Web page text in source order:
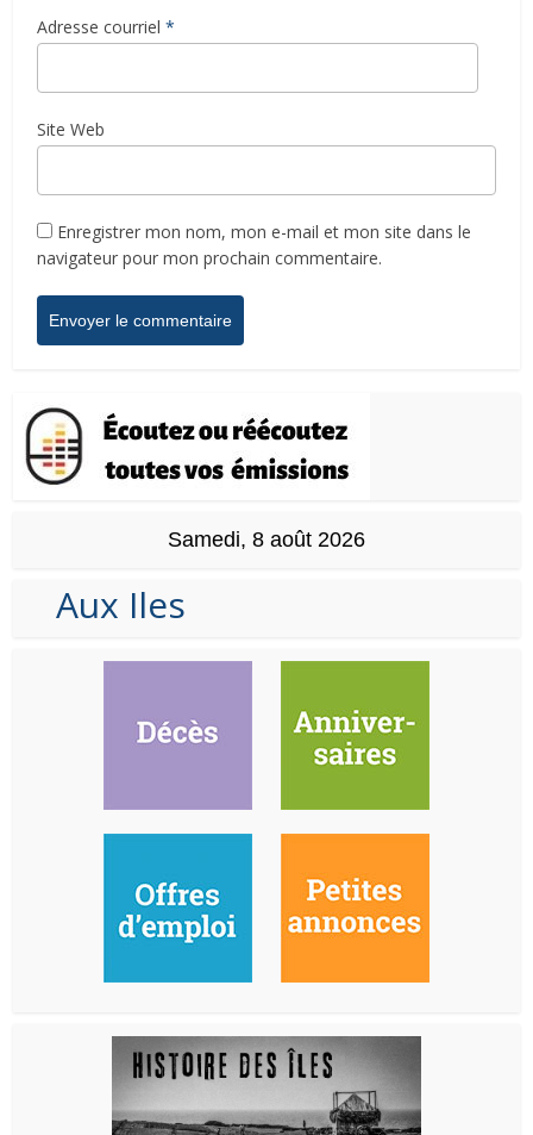
Adresse courriel *
Site Web
Enregistrer mon nom, mon e-mail et mon site dans le
navigateur pour mon prochain commentaire.
Samedi, 8 août 2026
Aux Iles